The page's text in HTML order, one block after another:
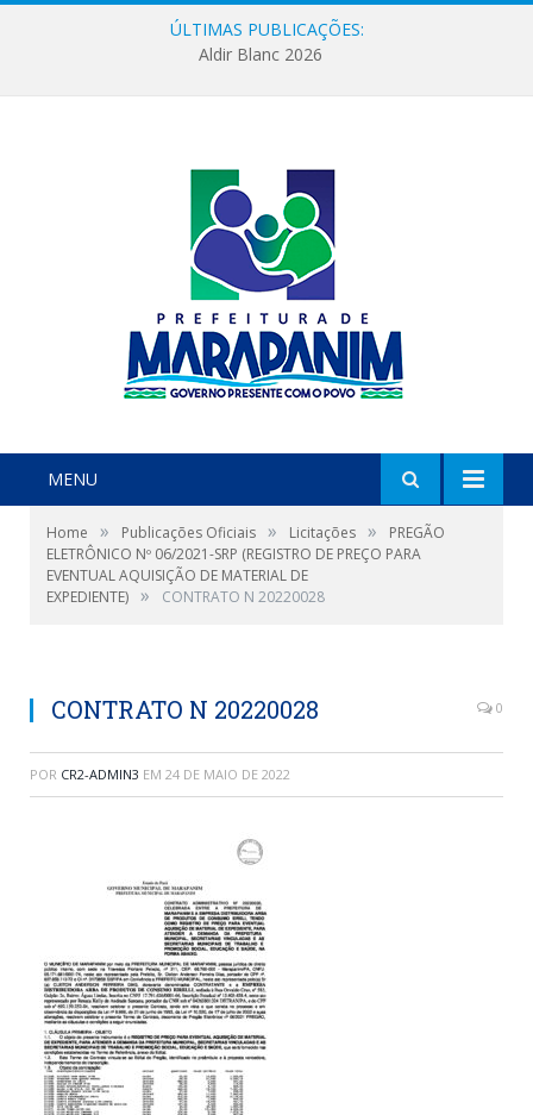
ÚLTIMAS PUBLICAÇÕES:
Aldir Blanc 2026
MENU
Home » Publicações Oficiais » Licitações »
PREGÃO
ELETRÔNICO Nº 06/2021-SRP (REGISTRO DE PREÇO PARA
EVENTUAL AQUISIÇÃO DE MATERIAL DE
EXPEDIENTE) » CONTRATO N 20220028
CONTRATO N 20220028 0
POR CR2-ADMIN3 EM 24 DE MAIO DE 2022